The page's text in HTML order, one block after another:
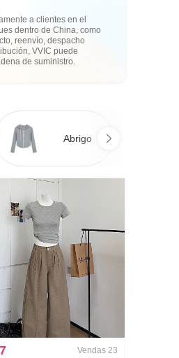
a clientes en el
dentro de China, como
reenvío, despacho
VVIC puede
de suministro.
Abrigo
Vendas 23